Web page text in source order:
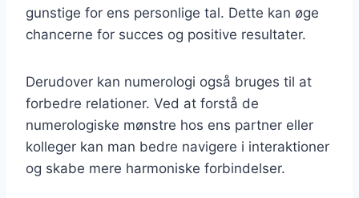
gunstige for ens personlige tal. Dette kan øge
chancerne for succes og positive resultater.
Derudover kan numerologi også bruges til at
forbedre relationer. Ved at forstå de
numerologiske mønstre hos ens partner eller
kolleger kan man bedre navigere i interaktioner
og skabe mere harmoniske forbindelser.